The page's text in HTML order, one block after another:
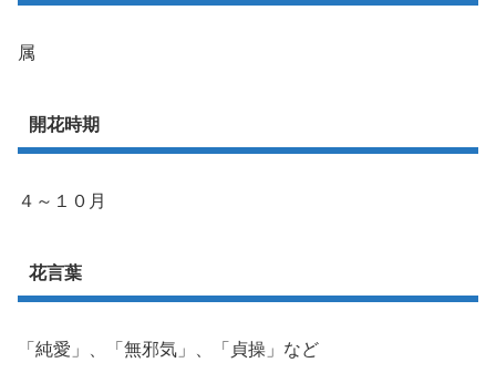
属
開花時期
４～１０月
花言葉
「純愛」、「無邪気」、「貞操」など